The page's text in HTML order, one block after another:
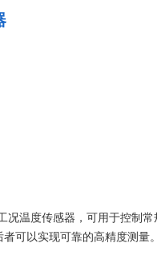
况温度传感器，可用于控制
者可以实现可靠的高精度测